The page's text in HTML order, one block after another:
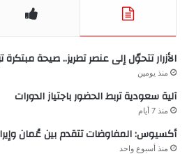
الأزرار تتحوّل إلى عنصر تطريز.. صيحة مبتكرة تزين
منذ يومين
آلية سعودية تربط الحضور باجتياز الدورات
منذ 7 أيام
أكسيوس: المفاوضات تتقدم بين عُمان
منذ أسبوع واحد